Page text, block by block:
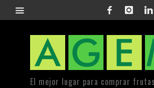
El mejor lugar para comprar